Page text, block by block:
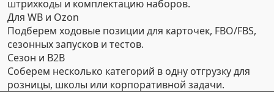
штрихкоды и комплектацию наборов.
Для WB и Ozon
Подберем ходовые позиции для карточек, FBO/FBS,
сезонных запусков и тестов.
Сезон и B2B
Соберем несколько категорий в одну отгрузку для
розницы, школы или корпоративной задачи.